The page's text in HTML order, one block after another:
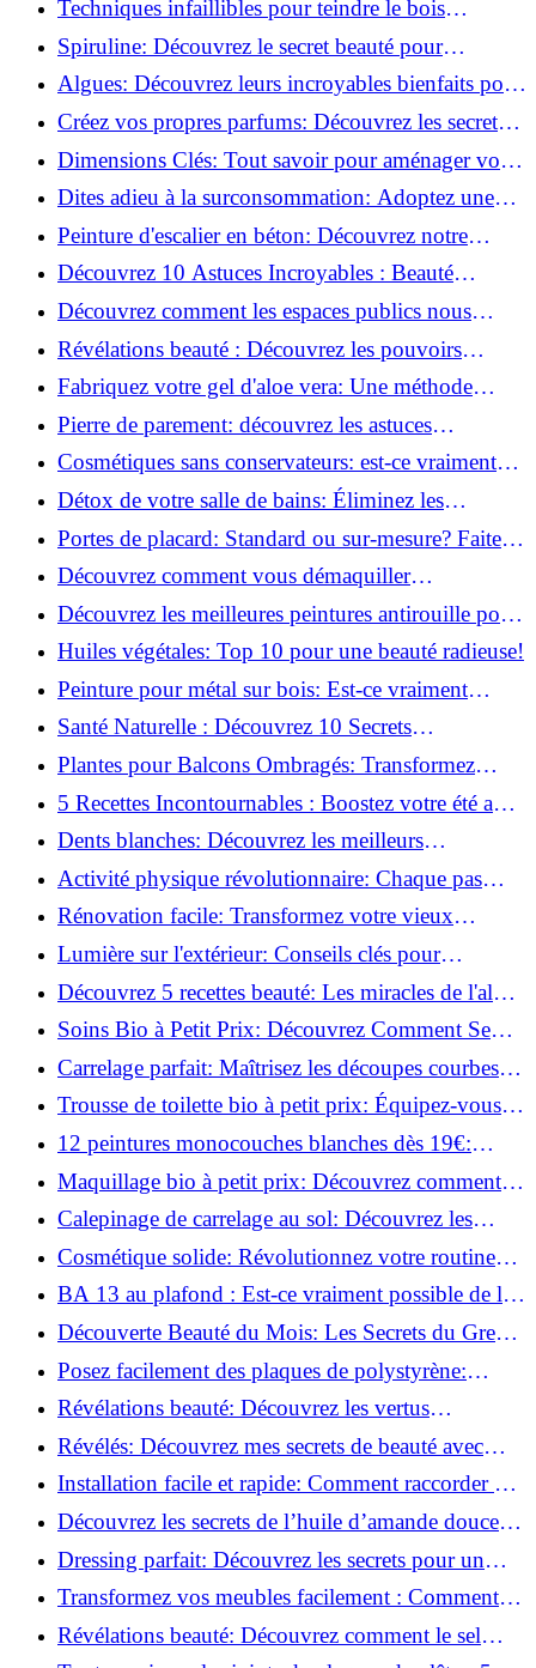
Techniques infaillibles pour teindre le bois
naturellement: Découvrez comment!
Spiruline: Découvrez le secret beauté pour
revitaliser les peaux fatiguées!
Algues: Découvrez leurs incroyables bienfaits pour
la santé et la beauté!
Créez vos propres parfums: Découvrez les secrets
de la fabrication artisanale!
Dimensions Clés: Tout savoir pour aménager votre
salle de bains!
Dites adieu à la surconsommation: Adoptez une
vie plus simple!
Peinture d'escalier en béton: Découvrez notre
tutoriel facile et rapide!
Découvrez 10 Astuces Incroyables : Beauté
Naturelle avec le Concombre !
Découvrez comment les espaces publics nous
incitent à être plus actifs : Révélations surprenantes!
Révélations beauté : Découvrez les pouvoirs
insoupçonnés du concombre!
Fabriquez votre gel d'aloe vera: Une méthode
simple et rapide à la maison!
Pierre de parement: découvrez les astuces
infaillibles pour un nettoyage parfait!
Cosmétiques sans conservateurs: est-ce vraiment
possible?
Détox de votre salle de bains: Éliminez les
ingrédients nocifs dès maintenant!
Portes de placard: Standard ou sur-mesure? Faites
le meilleur choix!
Découvrez comment vous démaquiller
naturellement: Astuces et secrets révélés!
Découvrez les meilleures peintures antirouille pour
le fer: Top 12 analysé!
Huiles végétales: Top 10 pour une beauté radieuse!
Peinture pour métal sur bois: Est-ce vraiment
possible?
Santé Naturelle : Découvrez 10 Secrets
Incontournables pour un Bien-être Optimal!
Plantes pour Balcons Ombragés: Transformez
votre Terrasse en Oasis Verte!
5 Recettes Incontournables : Boostez votre été avec
des huiles essentielles!
Dents blanches: Découvrez les meilleurs
ingrédients naturels!
Activité physique révolutionnaire: Chaque pas
compte pour votre santé!
Rénovation facile: Transformez votre vieux
parquet irrégulier en un clin d'œil!
Lumière sur l'extérieur: Conseils clés pour
concevoir et installer votre éclairage!
Découvrez 5 recettes beauté: Les miracles de l'aloe
vera pour votre peau!
Soins Bio à Petit Prix: Découvrez Comment Se
Chouchouter Pour Moins de 35€!
Carrelage parfait: Maîtrisez les découpes courbes
facilement!
Trousse de toilette bio à petit prix: Équipez-vous
pour moins de 25€!
12 peintures monocouches blanches dès 19€:
Découvrez les meilleures offres!
Maquillage bio à petit prix: Découvrez comment
s'équiper pour moins de 50€!
Calepinage de carrelage au sol: Découvrez les
astuces incontournables!
Cosmétique solide: Révolutionnez votre routine
beauté pour zéro déchet!
BA 13 au plafond : Est-ce vraiment possible de les
coller ?
Découverte Beauté du Mois: Les Secrets du Green
Glamour !
Posez facilement des plaques de polystyrène:
Transformez votre plafond sans effort !
Révélations beauté: Découvrez les vertus
insoupçonnées de l'huile de coco!
Révélés: Découvrez mes secrets de beauté avec
l'huile de ricin!
Installation facile et rapide: Comment raccorder un
luminaire au plafond!
Découvrez les secrets de l’huile d’amande douce :
Pourquoi vous devez l'adopter!
Dressing parfait: Découvrez les secrets pour un
rangement optimal!
Transformez vos meubles facilement : Comment
installer des roulettes en un clin d'œil !
Révélations beauté: Découvrez comment le sel
transforme votre routine!